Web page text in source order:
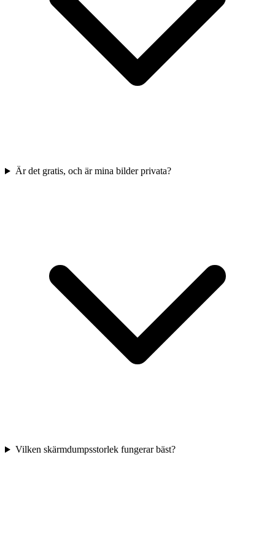
Är det gratis, och är mina bilder privata?
Vilken skärmdumpsstorlek fungerar bäst?